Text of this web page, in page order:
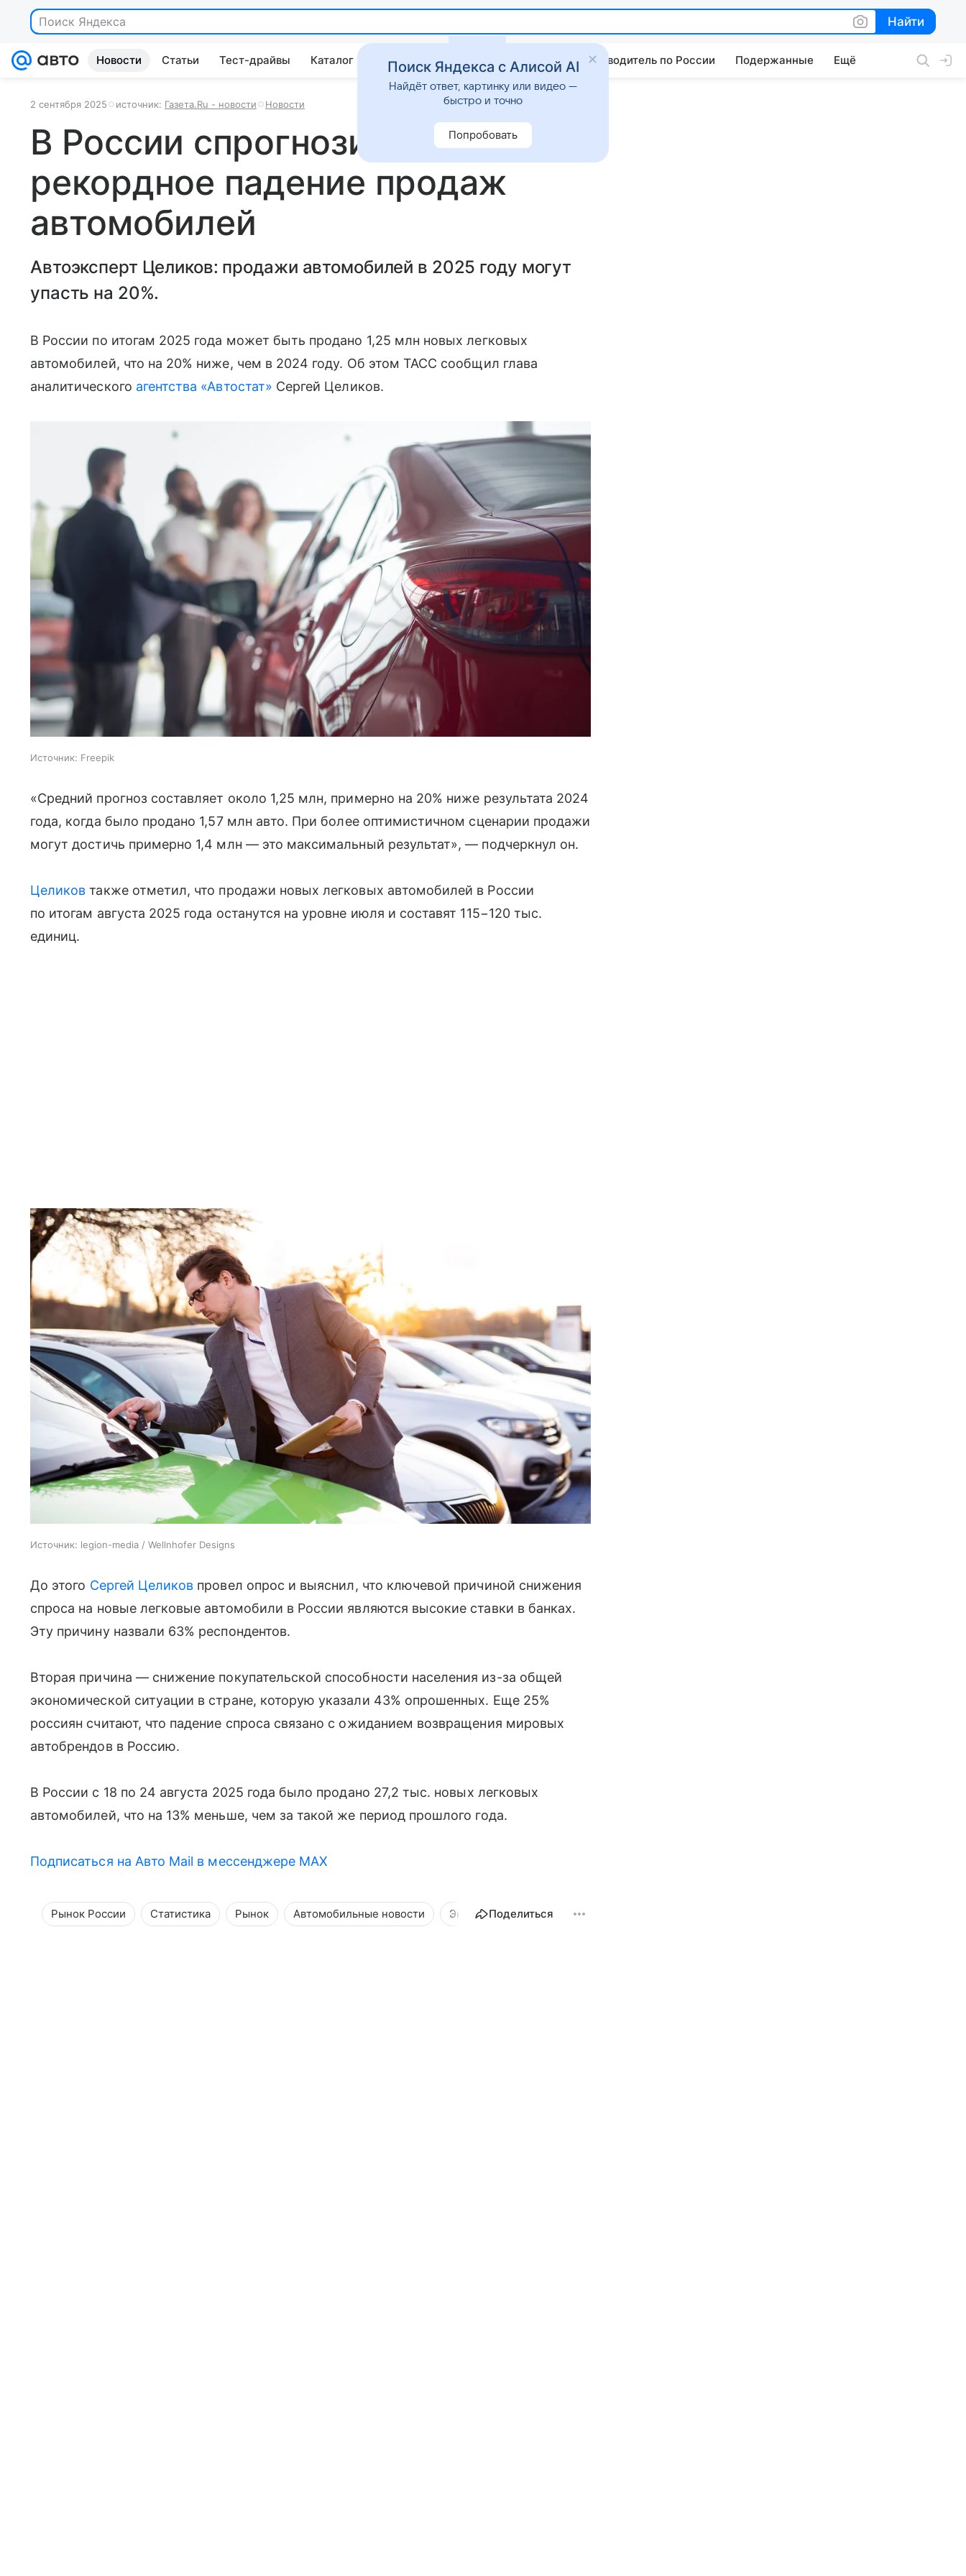
Поиск Яндекса Найти
Найти
Новости Статьи Тест-драйвы Каталог Китайские авто Штрафы и ПДД Путеводитель по России Подержанные Ещё
2 сентября 2025 источник: Газета.Ru - новости Новости
В России спрогнозировали
рекордное падение продаж
автомобилей
Автоэксперт Целиков: продажи автомобилей в 2025 году могут
упасть на 20%.
В России по итогам 2025 года может быть продано 1,25 млн новых легковых
автомобилей, что на 20% ниже, чем в 2024 году. Об этом ТАСС сообщил глава
аналитического агентства «Автостат» Сергей Целиков.
Источник: Freepik
«Средний прогноз составляет около 1,25 млн, примерно на 20% ниже результата 2024
года, когда было продано 1,57 млн авто. При более оптимистичном сценарии продажи
могут достичь примерно 1,4 млн — это максимальный результат», — подчеркнул он.
Целиков также отметил, что продажи новых легковых автомобилей в России
по итогам августа 2025 года останутся на уровне июля и составят 115−120 тыс.
единиц.
Источник: legion-media / Wellnhofer Designs
До этого Сергей Целиков провел опрос и выяснил, что ключевой причиной снижения
спроса на новые легковые автомобили в России являются высокие ставки в банках.
Эту причину назвали 63% респондентов.
Вторая причина — снижение покупательской способности населения из-за общей
экономической ситуации в стране, которую указали 43% опрошенных. Еще 25%
россиян считают, что падение спроса связано с ожиданием возвращения мировых
автобрендов в Россию.
В России с 18 по 24 августа 2025 года было продано 27,2 тыс. новых легковых
автомобилей, что на 13% меньше, чем за такой же период прошлого года.
Подписаться на Авто Mail в мессенджере MAX
Рынок России Статистика Рынок Автомобильные новости ЭкспертыПоделиться
Поиск Яндекса с Алисой AI
Найдёт ответ, картинку или видео —
быстро и точно
Попробовать